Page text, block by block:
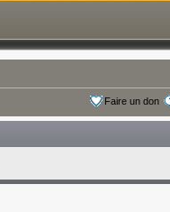
Faire un don